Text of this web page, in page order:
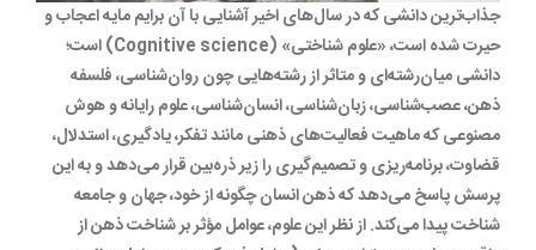
جذاب‌ترین دانشی که در سال‌های اخیر آشنایی با آن برایم مایه اعجاب و
حیرت شده است، «علوم شناختی» (Cognitive science) است؛
دانشی میان‌رشته‌ای و متاثر از رشته‌هایی چون روان‌شناسی، فلسفه
ذهن، عصب‌شناسی، زبان‌شناسی، انسان‌شناسی، علوم رایانه و هوش
مصنوعی که ماهیت فعالیت‌های ذهنی مانند تفکر، یادگیری، استدلال،
قضاوت، برنامه‌ریزی و تصمیم‌گیری را زیر ذره‌بین قرار می‌دهد و به این
پرسش پاسخ می‌دهد که ذهن انسان چگونه از خود، جهان و جامعه
شناخت پیدا می‌کند. از نظر این علوم، عوامل مؤثر بر شناخت ذهن از